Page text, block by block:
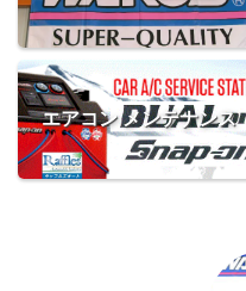
エアコン メンテナンス